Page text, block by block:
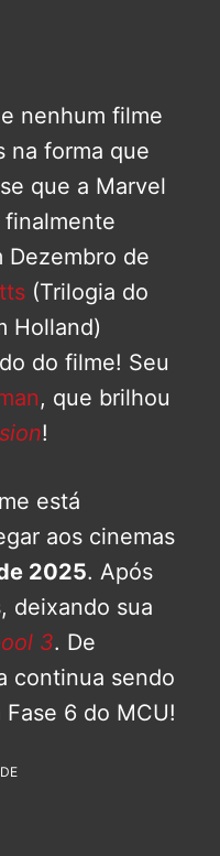
nenhum filme
na forma que
que a Marvel
finalmente
Dezembro de
(Trilogia do
Holland)
do filme! Seu
, que brilhou
!
está
aos cinemas
2025. Após
deixando sua
3. De
continua sendo
6 do MCU!